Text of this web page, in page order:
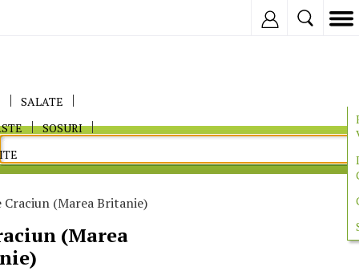
SALATE
SOSURI
(Marea Britanie)
(Marea